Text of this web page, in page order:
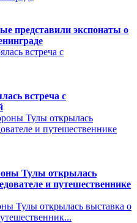
представили экспонаты о
встреча с
Тулы открылась
и путешественнике
Тулы открылась выставка о